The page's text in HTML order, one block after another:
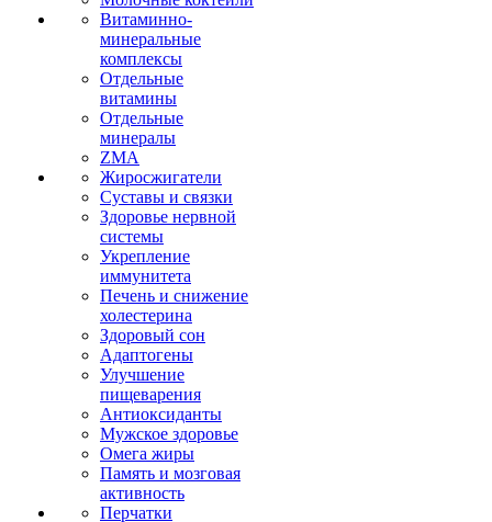
Витаминно-
минеральные
комплексы
Отдельные
витамины
Отдельные
минералы
ZMA
Жиросжигатели
Суставы и связки
Здоровье нервной
системы
Укрепление
иммунитета
Печень и снижение
холестерина
Здоровый сон
Адаптогены
Улучшение
пищеварения
Антиоксиданты
Мужское здоровье
Омега жиры
Память и мозговая
активность
Перчатки